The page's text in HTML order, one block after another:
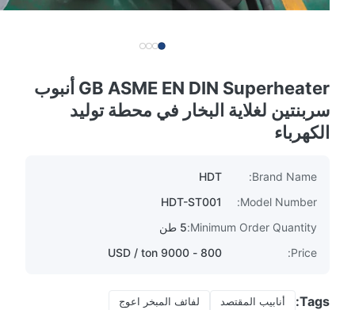
GB ASME EN DIN Superheater أنبوب
سربنتين لغلاية البخار في محطة توليد
الكهرباء
Brand Name:
Model Number:
HDT-ST001
Minimum Order Quantity: 5 طن
Price:
Tags: أنابيب المقتصد
لفائف المبخر اعوج